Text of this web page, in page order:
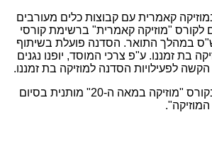
קאמרית עם קבוצות כלים מעורבים
לקורס "מוזיקה קאמרית" ברשימת קורסי
עד 2 ש"ס במהלך התואר. הסדנה פועלת בשיתוף
בת זמננו. ע"פ צרכי המוסד, יופנו נגנים
לפעילויות הסדנה למוזיקה בת זמננו.
השתתפות בקורס "מוזיקה במאה ה-20" מותנית בסיום